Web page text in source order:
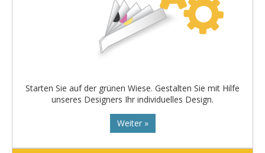
Starten Sie auf der grünen Wiese. Gestalten Sie mit Hilfe
unseres Designers Ihr individuelles Design.
Weiter »